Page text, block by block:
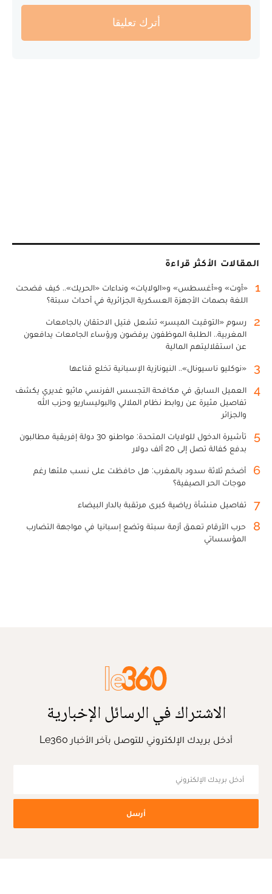
أترك تعليقا
المقالات الأكثر قراءة
1
«أوت» و«أغسطس» و«الولايات» ونداءات «الحريك».. كيف فضحت
اللغة بصمات الأجهزة العسكرية الجزائرية في أحداث سبتة؟
2
رسوم «التوقيت الميسر» تشعل فتيل الاحتقان بالجامعات
المغربية.. الطلبة الموظفون يرفضون ورؤساء الجامعات يدافعون
عن استقلاليتهم المالية
3 «نوكليو ناسيونال».. النيونازية الإسبانية تخلع قناعها
4
العميل السابق في مكافحة التجسس الفرنسي ماثيو غديري يكشف
تفاصيل مثيرة عن روابط نظام الملالي والبوليساريو وحزب الله
والجزائر
5
تأشيرة الدخول للولايات المتحدة: مواطنو 30 دولة إفريقية مطالبون
بدفع كفالة تصل إلى 20 ألف دولار
6
أضخم ثلاثة سدود بالمغرب: هل حافظت على نسب ملئها رغم
موجات الحر الصيفية؟
7 تفاصيل منشأة رياضية كبرى مرتقبة بالدار البيضاء
8
حرب الأرقام تعمق أزمة سبتة وتضع إسبانيا في مواجهة التضارب
المؤسساتي
الاشتراك في الرسائل الإخبارية
أدخل بريدك الإلكتروني للتوصل بآخر الأخبار Le360
أرسل